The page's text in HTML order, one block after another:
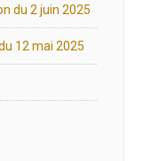
du 2 juin 2025
12 mai 2025